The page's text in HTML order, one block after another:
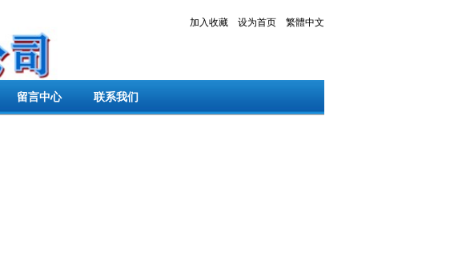
加入收藏 设为首页 繁體中文
留言中心 联系我们